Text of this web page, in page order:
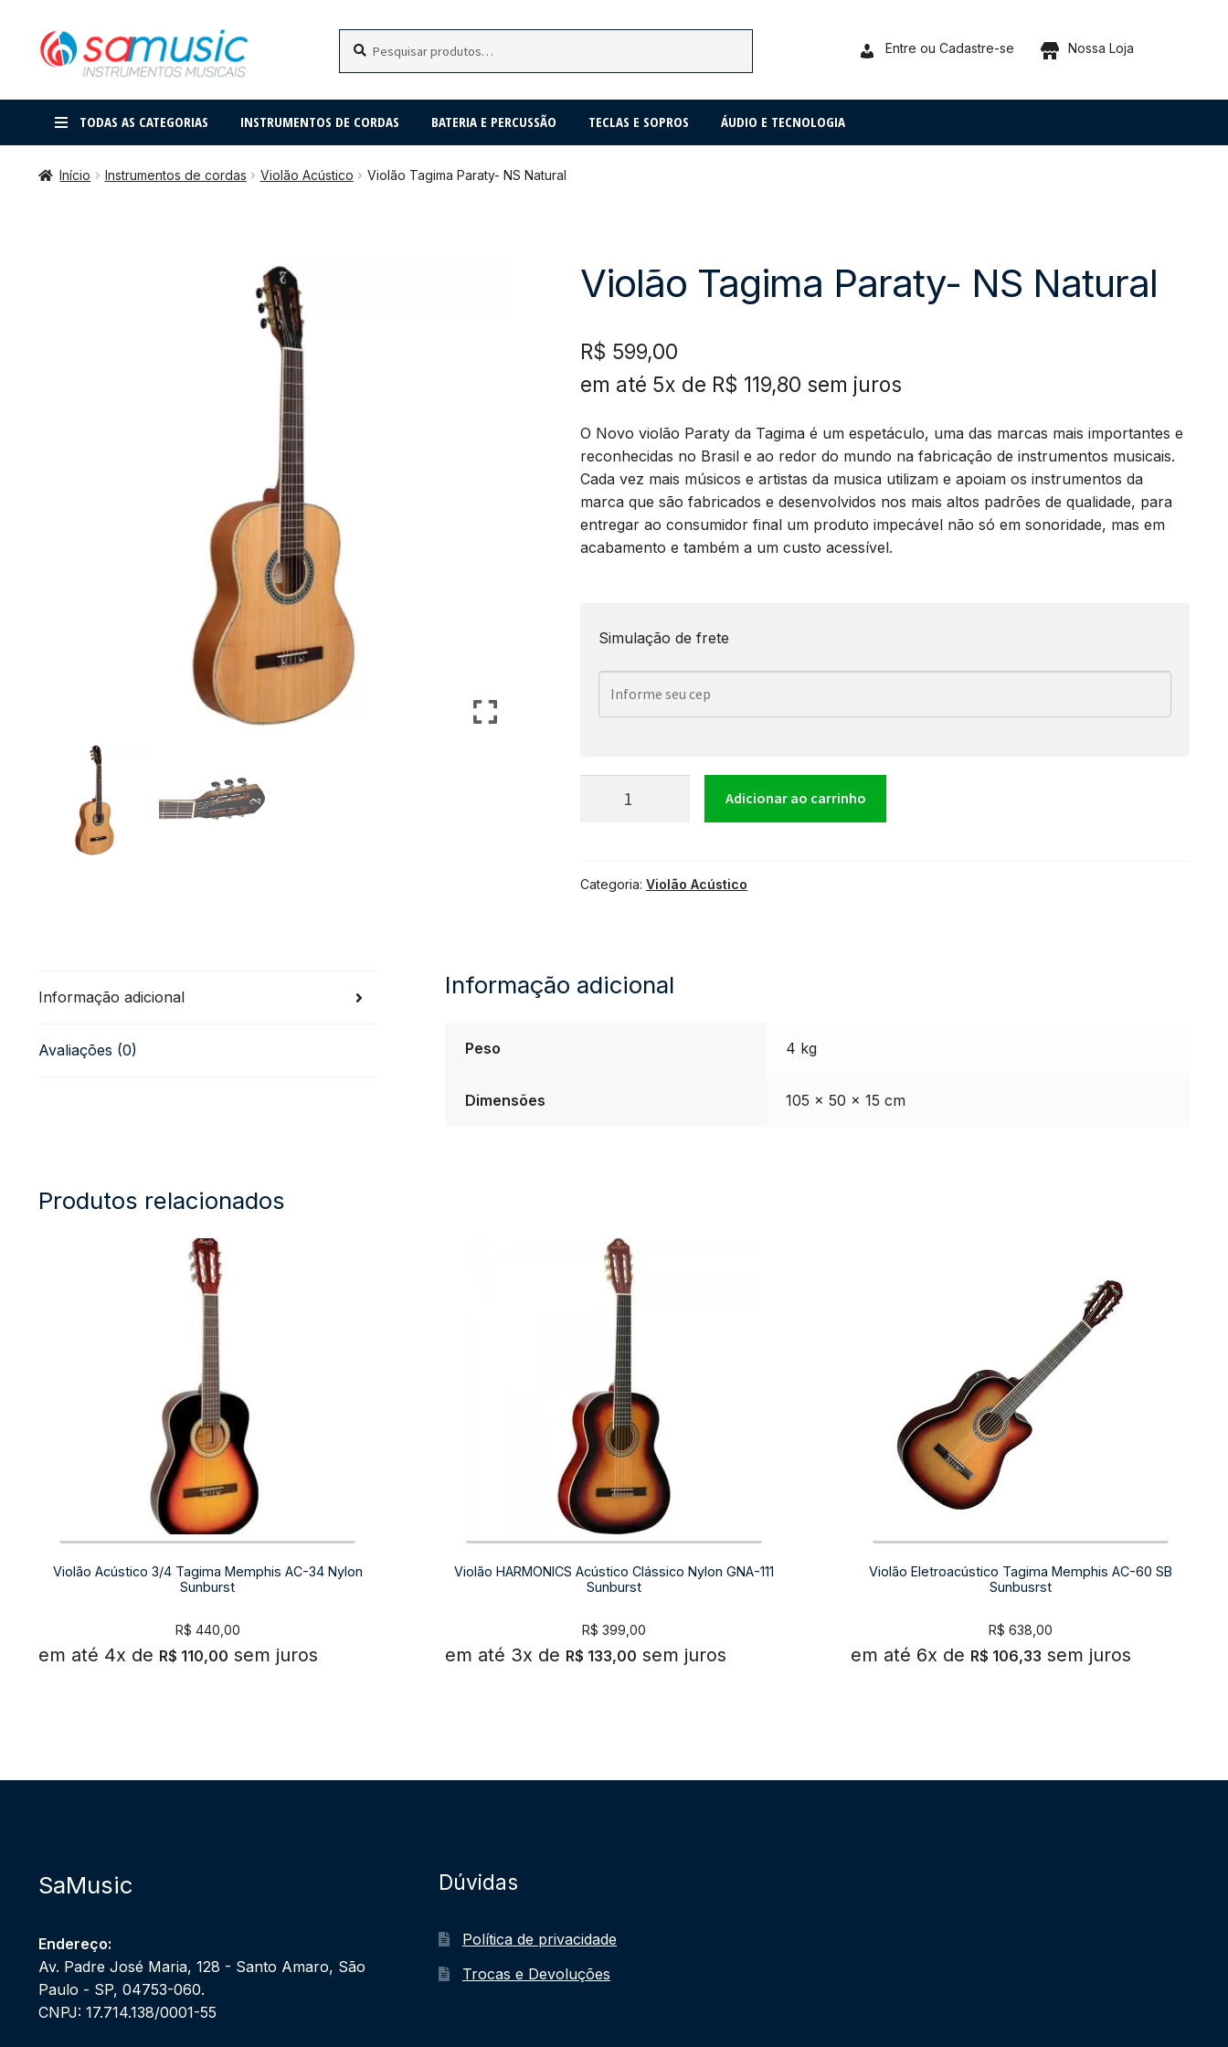
Pular
para
Pular
para
por:
Entre ou Cadastre-se Nossa Loja
TODAS AS CATEGORIAS INSTRUMENTOS DE CORDAS BATERIA E PERCUSSÃO TECLAS E SOPROS ÁUDIO E TECNOLOGIA
Início Instrumentos de cordas Violão Acústico Violão Tagima Paraty- NS Natural
Violão Tagima Paraty- NS Natural
R$ 599,00
em até 5x de R$ 119,80 sem juros
O Novo violão Paraty da Tagima é um espetáculo, uma das marcas mais importantes e
reconhecidas no Brasil e ao redor do mundo na fabricação de instrumentos musicais.
Cada vez mais músicos e artistas da musica utilizam e apoiam os instrumentos da
marca que são fabricados e desenvolvidos nos mais altos padrões de qualidade, para
entregar ao consumidor final um produto impecável não só em sonoridade, mas em
acabamento e também a um custo acessível.
Simulação de frete
Violão
Paraty-
Natural
Adicionar ao carrinho
Categoria: Violão Acústico
Informação adicional
Avaliações (0)
Informação adicional
Peso 4 kg
Dimensões 105 × 50 × 15 cm
Produtos relacionados
Violão Acústico 3/4 Tagima Memphis AC-34 Nylon
Sunburst
R$ 440,00
em até 4x de R$ 110,00 sem juros
Violão HARMONICS Acústico Clássico Nylon GNA-111
Sunburst
R$ 399,00
em até 3x de R$ 133,00 sem juros
Violão Eletroacústico Tagima Memphis AC-60 SB
Sunbusrst
R$ 638,00
em até 6x de R$ 106,33 sem juros
SaMusic
Endereço:
Av. Padre José Maria, 128 - Santo Amaro, São
Paulo - SP, 04753-060.
CNPJ: 17.714.138/0001-55
Dúvidas
Política de privacidade
Trocas e Devoluções